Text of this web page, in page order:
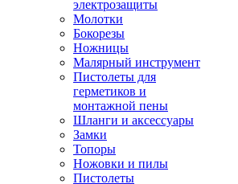
электрозащиты
Молотки
Бокорезы
Ножницы
Малярный инструмент
Пистолеты для
герметиков и
монтажной пены
Шланги и аксессуары
Замки
Топоры
Ножовки и пилы
Пистолеты